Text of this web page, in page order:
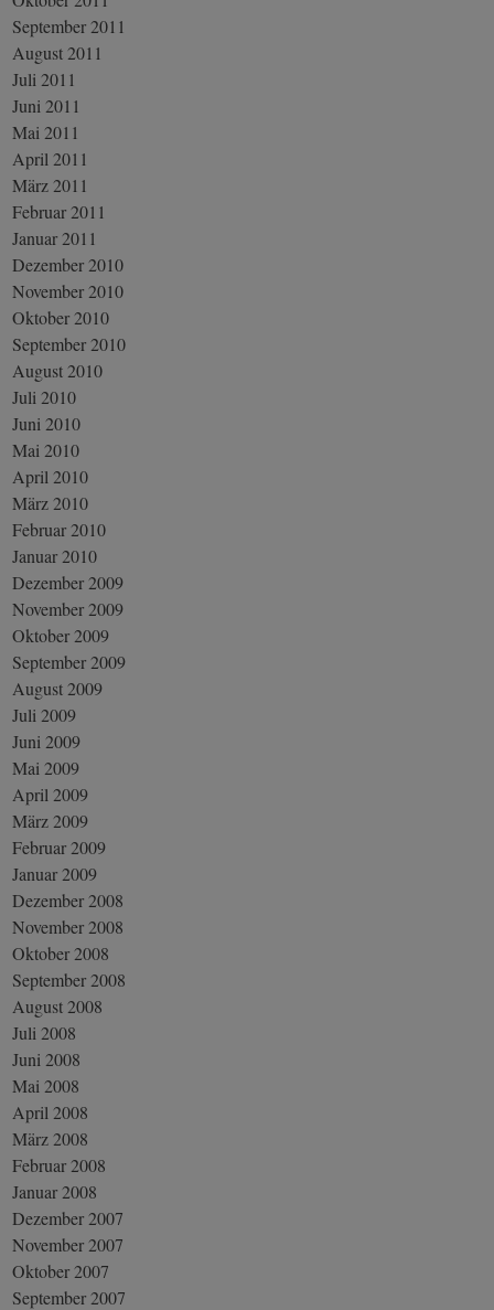
September 2011
August 2011
Juli 2011
Juni 2011
Mai 2011
April 2011
März 2011
Februar 2011
Januar 2011
Dezember 2010
November 2010
Oktober 2010
September 2010
August 2010
Juli 2010
Juni 2010
Mai 2010
April 2010
März 2010
Februar 2010
Januar 2010
Dezember 2009
November 2009
Oktober 2009
September 2009
August 2009
Juli 2009
Juni 2009
Mai 2009
April 2009
März 2009
Februar 2009
Januar 2009
Dezember 2008
November 2008
Oktober 2008
September 2008
August 2008
Juli 2008
Juni 2008
Mai 2008
April 2008
März 2008
Februar 2008
Januar 2008
Dezember 2007
November 2007
Oktober 2007
September 2007